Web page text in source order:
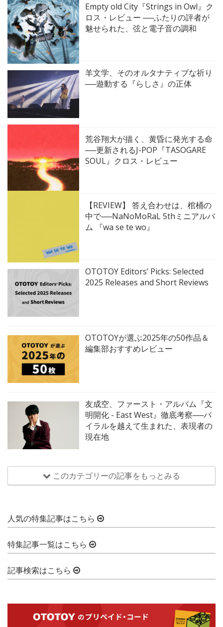
Empty old City『Strings in Owl』ク
ロス・レビュー ──ふたりの評者が
魅せられた、弦と電子音の調和
羊文学、そのオルタナティブな祈り
──遊動する『らしさ』の正体
荒谷翔大が描く、黄昏に発光する命
──更新されるJ-POP『TASOGARE
SOUL』クロス・レビュー
【REVIEW】 答え合わせは、棺桶の
中で──NaNoMoRaL 5thミニアルバ
ム 『wa se te wo』
OTOTOY Editors’ Picks: Selected
2025 Releases and Short Reviews
OTOTOYが選ぶ2025年の50作品＆
編集部おすすめレビュー
友成空、ファースト・アルバム『文
明開化 - East West』徹底考察──バ
イラルを越えて生まれた、表現者の
現在地
このカテゴリーの記事をもっとみる
人気の特集記事はこちら
特集記事一覧はこちら
記事検索はこちら